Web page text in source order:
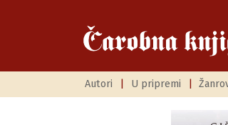
Autori U pripremi